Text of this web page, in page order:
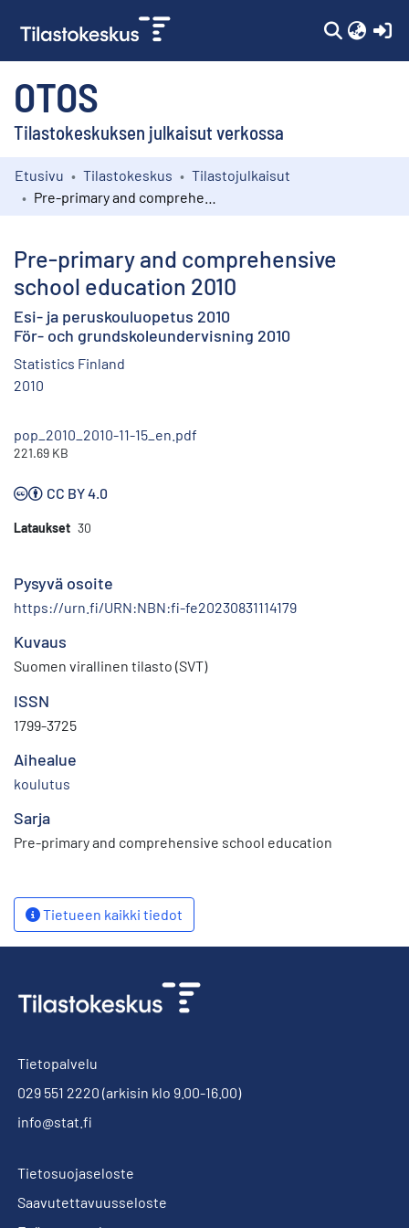
OTOS
Tilastokeskuksen julkaisut verkossa
Kokoelmat
Etusivu Tilastokeskus
Tilastojulkaisut
Pre-primary and comprehensive
school education 2010
Esi- ja peruskouluopetus 2010
För- och grundskoleundervisning 2010
Statistics Finland
2010
pop_2010_2010-11-15_en.pdf
221.69 KB
CC BY 4.0
Lataukset 30
Pysyvä osoite
https://urn.fi/URN:NBN:fi-fe20230831114179
Kuvaus
Suomen virallinen tilasto (SVT)
ISSN
1799-3725
Aihealue
koulutus
Sarja
Pre-primary and comprehensive school education
Tietueen kaikki tiedot
Tietopalvelu
029 551 2220 (arkisin klo 9.00-16.00)
info@stat.fi
Tietosuojaseloste
Saavutettavuusseloste